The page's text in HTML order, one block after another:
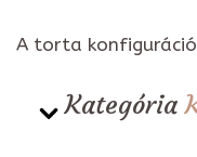
A torta
Kategória